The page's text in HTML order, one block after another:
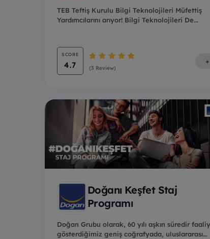
TEB Teftiş Kurulu Bilgi Teknolojileri Müfettiş
Yardımcılarını arıyor! Bilgi Teknolojileri De...
SCORE
4.7 (3 Review)
+
Doğanı Keşfet Staj
Programı
Doğan Grubu olarak, 60 yılı aşkın süredir
gösterdiğimiz geniş coğrafyada, uluslararası